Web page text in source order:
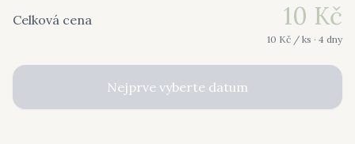
Celková cena 10 Kč
10 Kč / ks · 4 dny
Nejprve vyberte datum